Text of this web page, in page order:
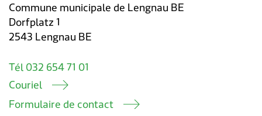
Commune municipale de Lengnau BE
Dorfplatz 1
2543 Lengnau BE
Tél 032 654 71 01
Couriel
Formulaire de contact